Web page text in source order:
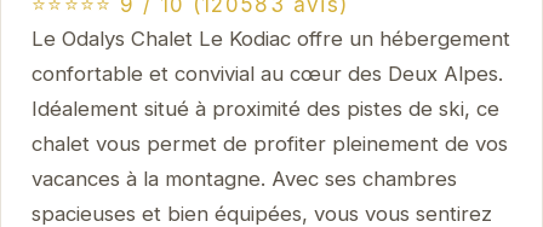
Le Odalys Chalet Le Kodiac offre un hébergement
confortable et convivial au cœur des Deux Alpes.
Idéalement situé à proximité des pistes de ski, ce
chalet vous permet de profiter pleinement de vos
vacances à la montagne. Avec ses chambres
spacieuses et bien équipées, vous vous sentirez